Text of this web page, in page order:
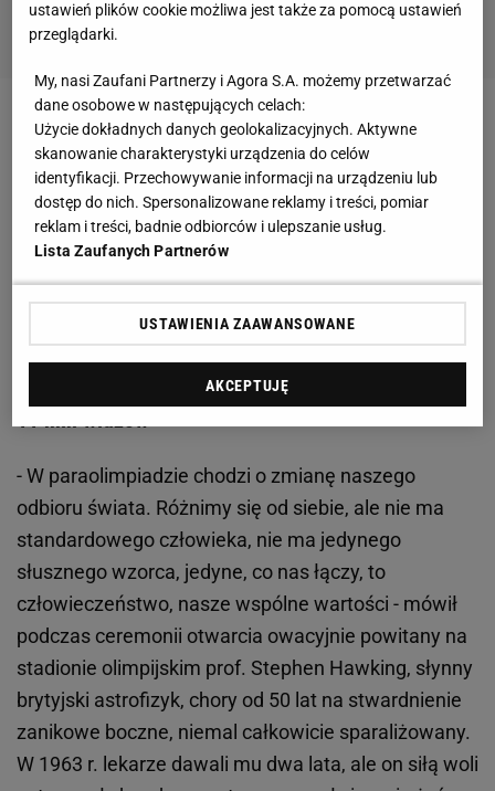
Na końcu filmu sportowcy siedzą na wózkach i stoją
obok siebie w rzędzie przybierając groźne pozy. Na
mrocznym tle wyglądają jak bohaterowie filmów o X-
Menach, komiksowych bohaterach o
nadnaturalnych zdolnościach, ratujących świat
przed zagładą. "Superludzie! Ciary przechodzą po
plecach!" - napisał jeden z internautów.
11 mln widzów
- W paraolimpiadzie chodzi o zmianę naszego
odbioru świata. Różnimy się od siebie, ale nie ma
standardowego człowieka, nie ma jedynego
słusznego wzorca, jedyne, co nas łączy, to
człowieczeństwo, nasze wspólne wartości - mówił
podczas ceremonii otwarcia owacyjnie powitany na
stadionie olimpijskim prof. Stephen Hawking, słynny
brytyjski astrofizyk, chory od 50 lat na stwardnienie
zanikowe boczne, niemal całkowicie sparaliżowany.
W 1963 r. lekarze dawali mu dwa lata, ale on siłą woli
ustawień plików cookie możliwa jest także za pomocą ustawień
przeglądarki.
My, nasi Zaufani Partnerzy i Agora S.A. możemy przetwarzać
dane osobowe w następujących celach:
Użycie dokładnych danych geolokalizacyjnych. Aktywne
skanowanie charakterystyki urządzenia do celów
identyfikacji. Przechowywanie informacji na urządzeniu lub
dostęp do nich. Spersonalizowane reklamy i treści, pomiar
reklam i treści, badnie odbiorców i ulepszanie usług.
Lista Zaufanych Partnerów
USTAWIENIA ZAAWANSOWANE
AKCEPTUJĘ